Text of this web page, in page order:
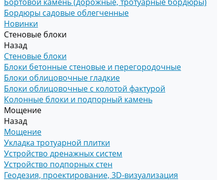
Бордюры садовые облегченные
Новинки
Стеновые блоки
Назад
Стеновые блоки
Блоки бетонные стеновые и перегородочные
Блоки облицовочные гладкие
Блоки облицовочные с колотой фактурой
Колонные блоки и подпорный камень
Мощение
Назад
Мощение
Укладка тротуарной плитки
Устройство дренажных систем
Устройство подпорных стен
Геодезия, проектирование, 3D-визуализация